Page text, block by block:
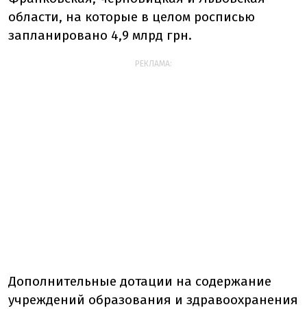
области, на которые в целом росписью
запланировано 4,9 млрд грн.
РЕКЛАМА:
Дополнительные дотации на содержание
учреждений образования и здравоохранения